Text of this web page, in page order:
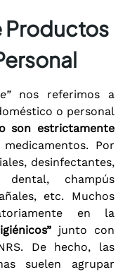
Productos
nos referimos a
o personal
son estrictamente
Por
desinfectantes,
champús
etc. Muchos
en la
junto con
De hecho, las
suelen agrupar